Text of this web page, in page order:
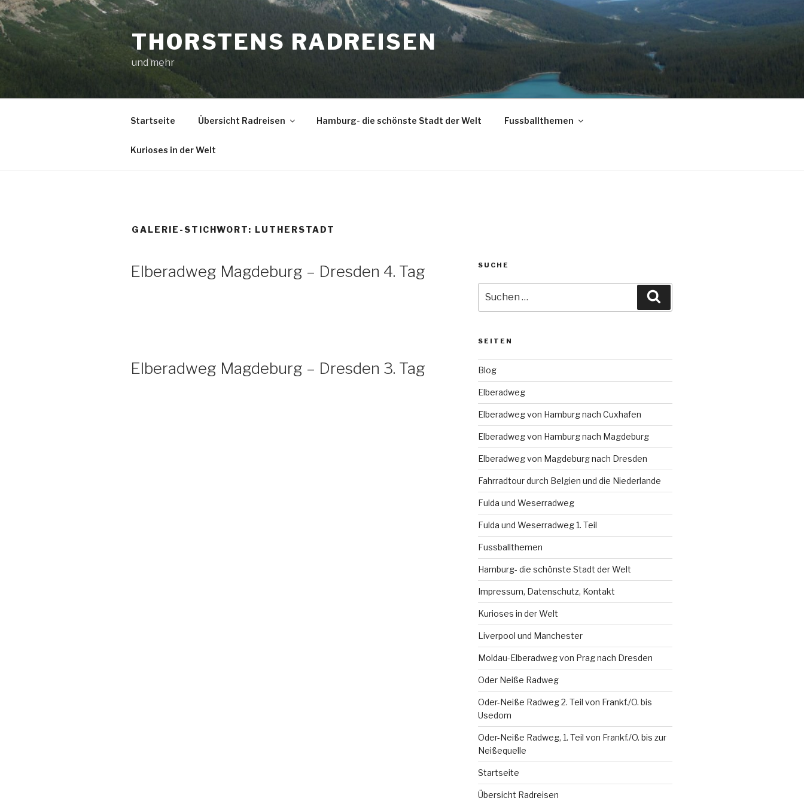
Zum
Inhalt
springen
THORSTENS RADREISEN
und mehr
Startseite Übersicht Radreisen Hamburg- die schönste Stadt der Welt Fussballthemen
Kurioses in der Welt
GALERIE-STICHWORT: LUTHERSTADT
Elberadweg Magdeburg – Dresden 4. Tag
Elberadweg Magdeburg – Dresden 3. Tag
SUCHE
nach:
SEITEN
Blog
Elberadweg
Elberadweg von Hamburg nach Cuxhafen
Elberadweg von Hamburg nach Magdeburg
Elberadweg von Magdeburg nach Dresden
Fahrradtour durch Belgien und die Niederlande
Fulda und Weserradweg
Fulda und Weserradweg 1. Teil
Fussballthemen
Hamburg- die schönste Stadt der Welt
Impressum, Datenschutz, Kontakt
Kurioses in der Welt
Liverpool und Manchester
Moldau-Elberadweg von Prag nach Dresden
Oder Neiße Radweg
Oder-Neiße Radweg 2. Teil von Frankf./O. bis
Usedom
Oder-Neiße Radweg, 1. Teil von Frankf./O. bis zur
Neißequelle
Startseite
Übersicht Radreisen